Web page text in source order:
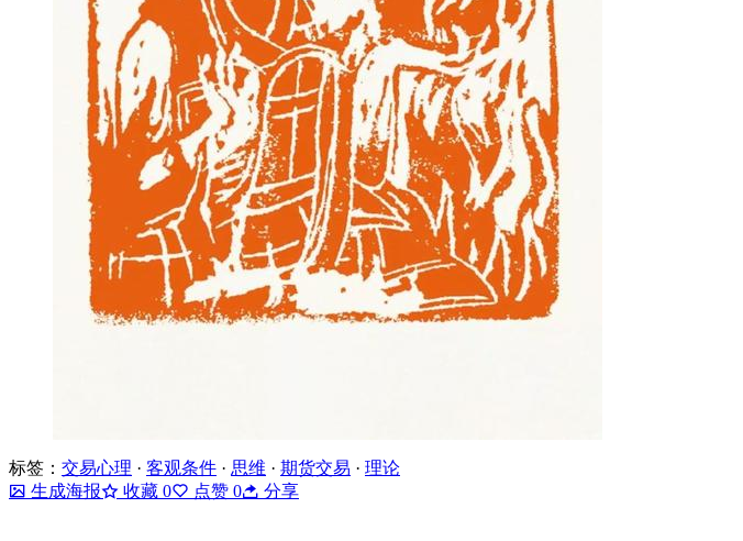
标签： 交易心理 · 客观条件 · 思维 · 期货交易 · 理论
生成海报
收藏 0 点赞 0 分享